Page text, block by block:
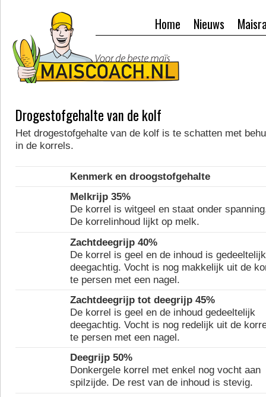
Nieuws
Home
Drogestofgehalte van de kolf
Het drogestofgehalte van de kolf is te schatten met
in de korrels.
Kenmerk en droogstofgehalte
Melkrijp 35%
De korrel is witgeel en staat onder
De korrelinhoud lijkt op melk.
Zachtdeegrijp 40%
De korrel is geel en de inhoud is gedeeltelijk
deegachtig. Vocht is nog makkelijk uit de
te persen met een nagel.
Zachtdeegrijp tot deegrijp 45%
De korrel is geel en de inhoud gedeeltelijk
deegachtig. Vocht is nog redelijk uit de
te persen met een nagel.
Deegrijp 50%
Donkergele korrel met enkel nog vocht aan
spilzijde. De rest van de inhoud is stevig.